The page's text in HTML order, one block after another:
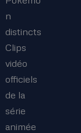
n
distincts
Clips
vidéo
officiels
de la
série
animée